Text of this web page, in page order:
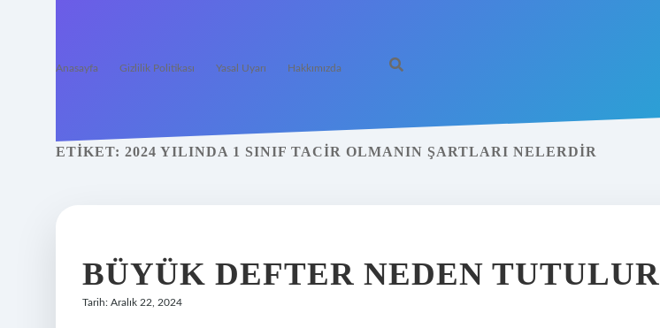
Anasayfa Gizlilik Politikası Yasal Uyarı Hakkımızda
ETIKET: 2024 YILINDA 1 SINIF TACIR OLMANIN ŞARTLARI NELERDIR
BÜYÜK DEFTER NEDEN TUTULUR
Tarih: Aralık 22, 2024